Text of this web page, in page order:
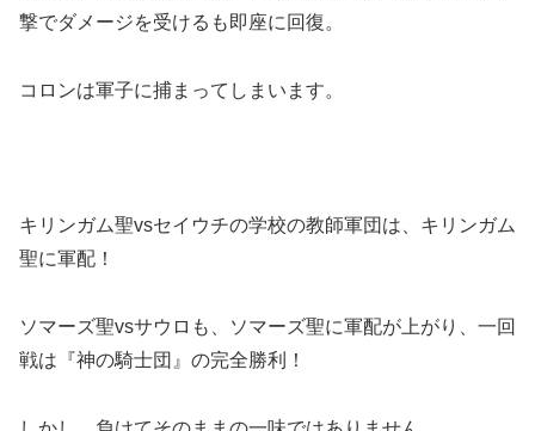
撃でダメージを受けるも即座に回復。
コロンは軍子に捕まってしまいます。
キリンガム聖vsセイウチの学校の教師軍団は、キリンガム
聖に軍配！
ソマーズ聖vsサウロも、ソマーズ聖に軍配が上がり、一回
戦は『神の騎士団』の完全勝利！